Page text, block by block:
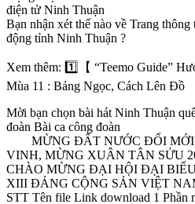
điện tử Ninh Thuận
Bạn nhận xét thế nào về Trang
động tỉnh Ninh Thuận ?
Xem thêm: 1️⃣【 “Teemo Guide”
Mùa 11 : Bảng Ngọc, Cách Lên Đồ
Mời bạn chọn bài hát Ninh Thuận
đoàn Bài ca công đoàn
MỪNG ĐẤT NƯỚC ĐỔI MỚI,
VINH, MỪNG XUÂN TÂN
CHÀO MỪNG ĐẠI HỘI ĐẠI
XIII ĐẢNG CỘNG SẢN VIỆT
STT Tên file Link download 1 Phần